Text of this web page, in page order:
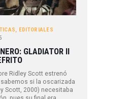
, EDITORIALES
GLADIATOR II
Ridley Scott estrenó
sabemos si la oscarizada
Scott, 2000) necesitaba